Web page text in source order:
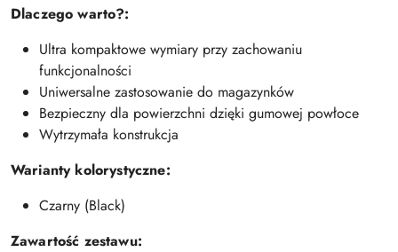
Dlaczego warto?:
Ultra kompaktowe wymiary przy zachowaniu
funkcjonalności
Uniwersalne zastosowanie do magazynków
Bezpieczny dla powierzchni dzięki gumowej powłoce
Wytrzymała konstrukcja
Warianty kolorystyczne:
Czarny (Black)
Zawartość zestawu: